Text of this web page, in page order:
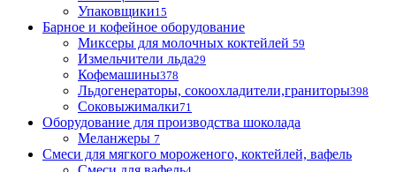
Упаковщики15
Барное и кофейное оборудование
Миксеры для молочных коктейлей 59
Измельчители льда29
Кофемашины378
Льдогенераторы, сокоохладители,граниторы398
Соковыжималки71
Оборудование для производства шоколада
Меланжеры 7
Смеси для мягкого мороженого, коктейлей, вафель